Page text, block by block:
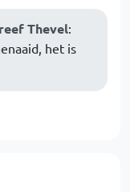
Thevel:
het is